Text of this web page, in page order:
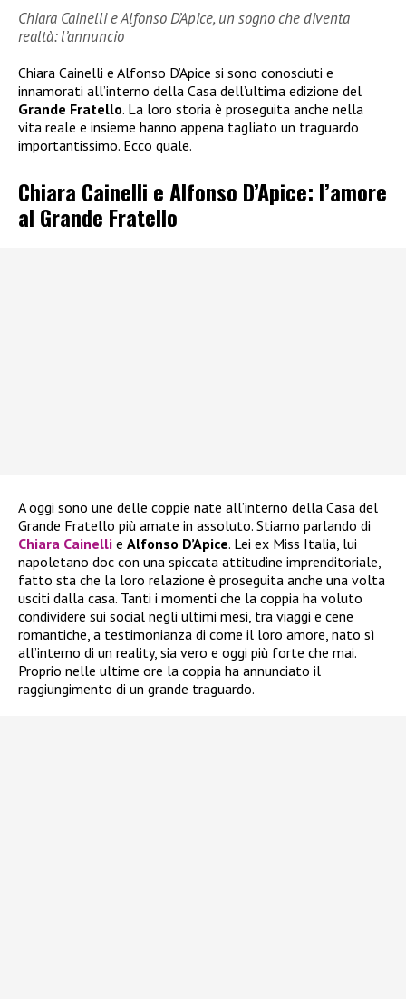
Chiara Cainelli e Alfonso D’Apice, un sogno che diventa
realtà: l’annuncio
Chiara Cainelli e Alfonso D’Apice si sono conosciuti e
innamorati all’interno della Casa dell’ultima edizione del
Grande Fratello. La loro storia è proseguita anche nella
vita reale e insieme hanno appena tagliato un traguardo
importantissimo. Ecco quale.
Chiara Cainelli e Alfonso D’Apice: l’amore
al Grande Fratello
A oggi sono une delle coppie nate all’interno della Casa del
Grande Fratello più amate in assoluto. Stiamo parlando di
Chiara Cainelli e Alfonso D’Apice. Lei ex Miss Italia, lui
napoletano doc con una spiccata attitudine imprenditoriale,
fatto sta che la loro relazione è proseguita anche una volta
usciti dalla casa. Tanti i momenti che la coppia ha voluto
condividere sui social negli ultimi mesi, tra viaggi e cene
romantiche, a testimonianza di come il loro amore, nato sì
all’interno di un reality, sia vero e oggi più forte che mai.
Proprio nelle ultime ore la coppia ha annunciato il
raggiungimento di un grande traguardo.